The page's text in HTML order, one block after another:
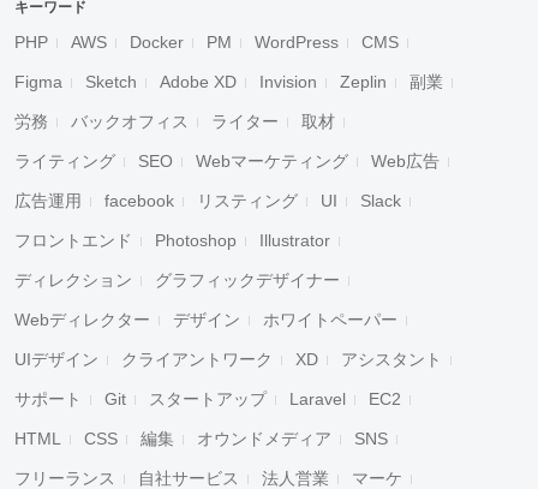
キーワード
PHP AWS Docker PM WordPress CMS
Figma Sketch Adobe XD Invision Zeplin 副業
労務 バックオフィス ライター 取材
ライティング SEO Webマーケティング Web広告
広告運用 facebook リスティング UI Slack
フロントエンド Photoshop Illustrator
ディレクション グラフィックデザイナー
Webディレクター デザイン ホワイトペーパー
UIデザイン クライアントワーク XD アシスタント
サポート Git スタートアップ Laravel EC2
HTML CSS 編集 オウンドメディア SNS
フリーランス 自社サービス 法人営業 マーケ